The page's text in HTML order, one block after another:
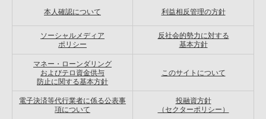
本人確認について 利益相反管理の方針
ソーシャルメディア
ポリシー
反社会的勢力に対する
基本方針
マネー・ローンダリング
およびテロ資金供与
防止に関する基本方針
このサイトについて
電子決済等代行業者に係る公表事
項について
投融資方針
（セクターポリシー）